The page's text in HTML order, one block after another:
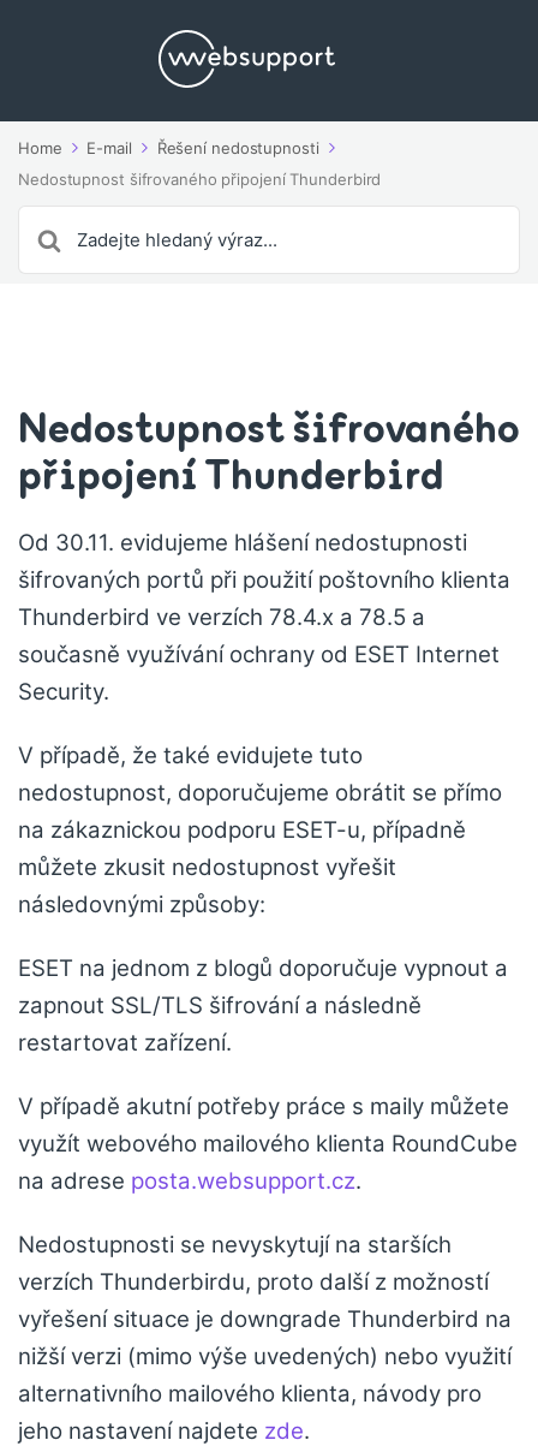
Home E-mail
Řešení nedostupnosti
Nedostupnost šifrovaného připojení Thunderbird
For
Nedostupnost šifrovaného
připojení Thunderbird
Od 30.11. evidujeme hlášení nedostupnosti
šifrovaných portů při použití poštovního klienta
Thunderbird ve verzích 78.4.x a 78.5 a
současně využívání ochrany od ESET Internet
Security.
V případě, že také evidujete tuto
nedostupnost, doporučujeme obrátit se přímo
na zákaznickou podporu ESET-u, případně
můžete zkusit nedostupnost vyřešit
následovnými způsoby:
ESET na jednom z blogů doporučuje vypnout a
zapnout SSL/TLS šifrování a následně
restartovat zařízení.
V případě akutní potřeby práce s maily můžete
využít webového mailového klienta RoundCube
na adrese posta.websupport.cz.
Nedostupnosti se nevyskytují na starších
verzích Thunderbirdu, proto další z možností
vyřešení situace je downgrade Thunderbird na
nižší verzi (mimo výše uvedených) nebo využití
alternativního mailového klienta, návody pro
jeho nastavení najdete zde.